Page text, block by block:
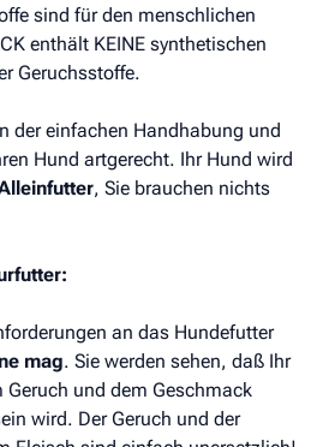
sind für den menschlichen
enthält KEINE synthetischen
Geruchsstoffe.
der einfachen Handhabung und
Hund artgerecht. Ihr Hund wird
, Sie brauchen nichts
an das Hundefutter
mag. Sie werden sehen, daß Ihr
Geruch und dem Geschmack
wird. Der Geruch und der